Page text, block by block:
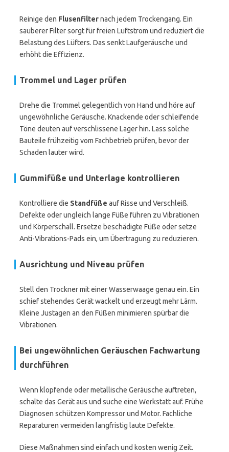
Reinige den Flusenfilternach jedem Trockengang. Ein
sauberer Filter sorgt für freien Luftstrom und reduziert die
Belastung des Lüfters. Das senkt Laufgeräusche und
erhöht die Effizienz.
Trommel und Lager prüfen
Drehe die Trommel gelegentlich von Hand und höre auf
ungewöhnliche Geräusche. Knackende oder schleifende
Töne deuten auf verschlissene Lager hin. Lass solche
Bauteile frühzeitig vom Fachbetrieb prüfen, bevor der
Schaden lauter wird.
Gummifüße und Unterlage kontrollieren
Kontrolliere die Standfüße auf Risse und Verschleiß.
Defekte oder ungleich lange Füße führen zu Vibrationen
und Körperschall. Ersetze beschädigte Füße oder setze
Anti-Vibrations-Pads ein, um Übertragung zu reduzieren.
Ausrichtung und Niveau prüfen
Stell den Trockner mit einer Wasserwaage genau ein. Ein
schief stehendes Gerät wackelt und erzeugt mehr Lärm.
Kleine Justagen an den Füßen minimieren spürbar die
Vibrationen.
Bei ungewöhnlichen Geräuschen Fachwartung
durchführen
Wenn klopfende oder metallische Geräusche auftreten,
schalte das Gerät aus und suche eine Werkstatt auf. Frühe
Diagnosen schützen Kompressor und Motor. Fachliche
Reparaturen vermeiden langfristig laute Defekte.
Diese Maßnahmen sind einfach und kosten wenig Zeit.